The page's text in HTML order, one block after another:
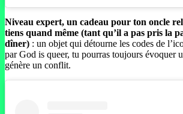
Niveau expert, un cadeau pour ton oncle
tiens quand même (tant qu’il a pas pris la
dîner) : un objet qui détourne les codes de
par God is queer, tu pourras toujours évoquer
génère un conflit.